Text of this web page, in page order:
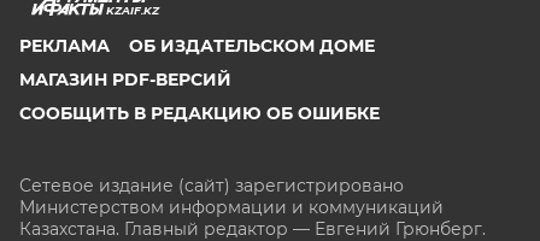
KZAIF.KZ
РЕКЛАМА
ОБ ИЗДАТЕЛЬСКОМ ДОМЕ
МАГАЗИН PDF-ВЕРСИЙ
СООБЩИТЬ В РЕДАКЦИЮ ОБ ОШИБКЕ
Сетевое издание (сайт) зарегистрировано
Министерством информации и коммуникаций
Казахстана. Главный редактор — Евгений Грюнберг.